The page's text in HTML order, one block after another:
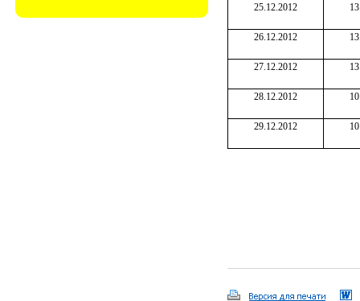
25.12.2012
26.12.2012
27.12.2012
28.12.2012
29.12.2012